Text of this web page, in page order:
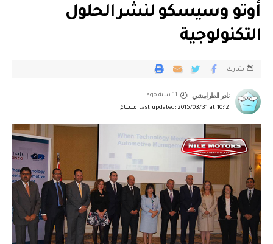
أوتو وسيسكو لنشر الحلول
التكنولوجية
Last updated: 2015/03/31 at 10:12 مساءً
نادر الطرابيشي 11 سنة ago
شارك